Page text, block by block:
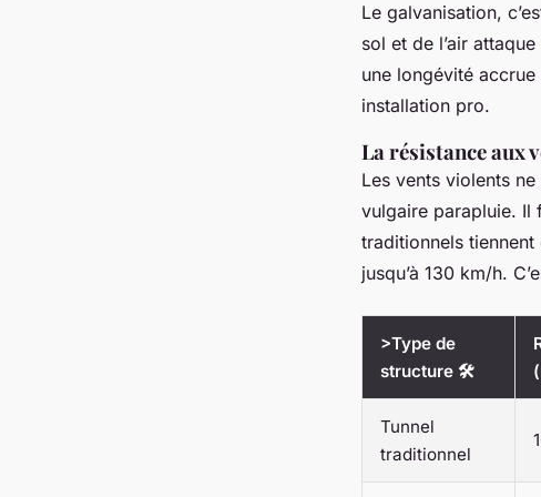
Le galvanisation,
sol et de l’air
une longévité accrue
installation pro.
La résistance aux
Les vents violents
vulgaire parapluie. Il
traditionnels
jusqu’à 130 km/h.
>Type de
structure 🛠️
Tunnel
traditionnel